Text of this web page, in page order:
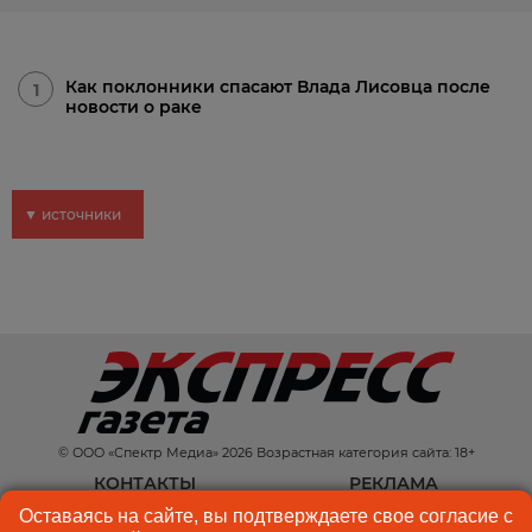
1
Как поклонники спасают Влада Лисовца после
новости о раке
▼ источники
© ООО «Спектр Медиа» 2026 Возрастная категория сайта: 18+
КОНТАКТЫ
РЕКЛАМА
КУКИ-ФАЙЛЫ
ПОЛЬЗОВАТЕЛЬСКОЕ
Оставаясь на сайте, вы подтверждаете свое согласие с